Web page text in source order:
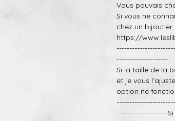
Vous pouvais
Si vous ne
chez un bijoutier
https://
--------------------
Si la taille de la
et je vous
option ne
--------------------